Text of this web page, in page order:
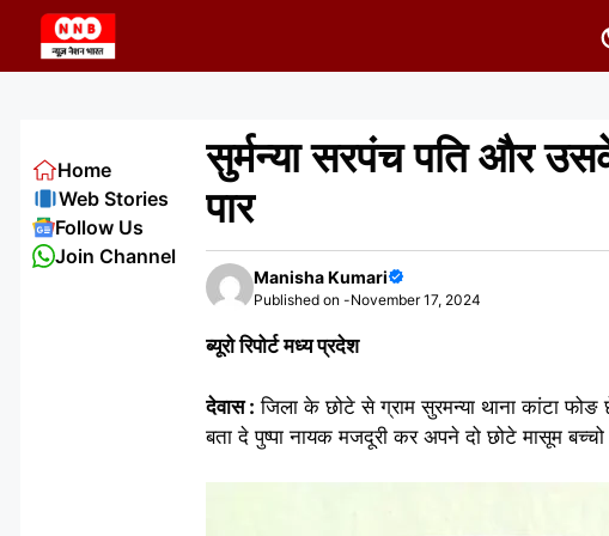
content
सुर्मन्या सरपंच पति और
पार
Manisha Kumari
Published on -November 17, 2024
ब्यूरो रिपोर्ट मध्य प्रदेश
देवास : जिला के छोटे से ग्राम सुरमन्या थाना कांटा
बता दे पुष्पा नायक मजदूरी कर अपने दो छोटे मासूम
Home
Web Stories
Follow Us
Join Channel